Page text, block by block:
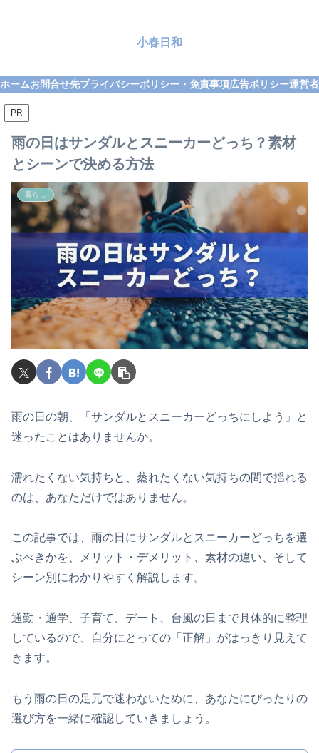
小春日和
ホームお問合せ先プライバシーポリシー・免責事項広告ポリシー運営
PR
雨の日はサンダルとスニーカーどっち？素材
とシーンで決める方法
暮らし
雨の日の朝、「サンダルとスニーカーどっちにしよう」と
迷ったことはありませんか。
濡れたくない気持ちと、蒸れたくない気持ちの間で揺れる
のは、あなただけではありません。
この記事では、雨の日にサンダルとスニーカーどっちを選
ぶべきかを、メリット・デメリット、素材の違い、そして
シーン別にわかりやすく解説します。
通勤・通学、子育て、デート、台風の日まで具体的に整理
しているので、自分にとっての「正解」がはっきり見えて
きます。
もう雨の日の足元で迷わないために、あなたにぴったりの
選び方を一緒に確認していきましょう。